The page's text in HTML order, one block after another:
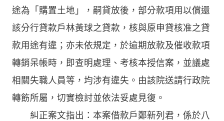
途為「購置土地」，嗣貸放後，部分款項用以償還
該分行貸款戶林黃球之貸款，核與原申貸核准之貸
款用途有違；亦未依規定，於逾期放款及催收款項
轉銷呆帳時，即查明處理、考核本授信案，並議處
相關失職人員等，均涉有違失。由該院送請行政院
轉飭所屬，切實檢討並依法妥處見復。
糾正案文指出：本案借款戶鄭新列君，係於八